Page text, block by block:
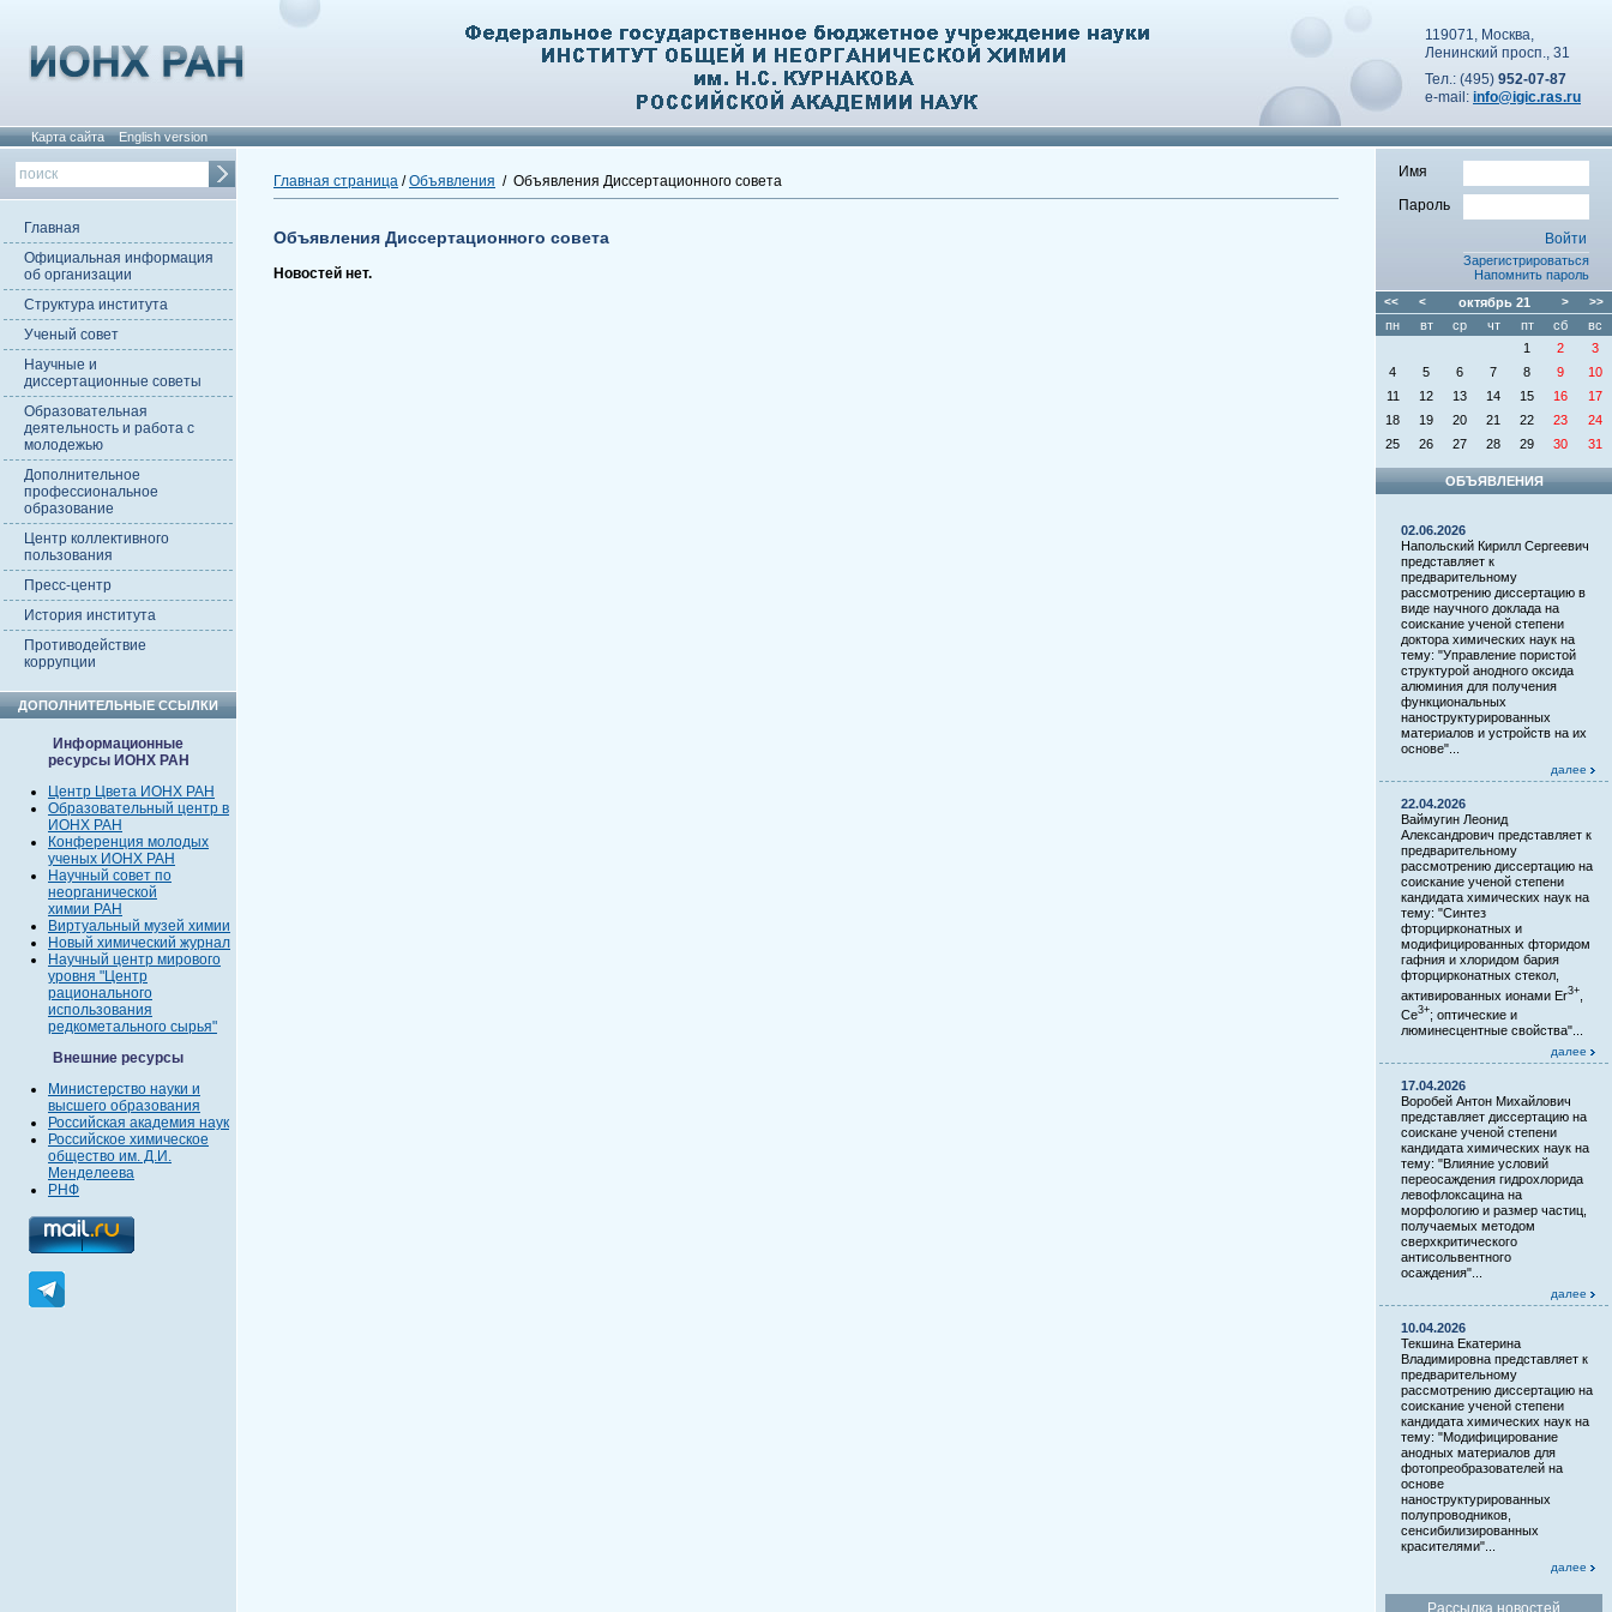
119071, Москва,
Ленинский просп., 31
Тел.: (495) 952-07-87
e-mail: info@igic.ras.ru
Карта сайта English version
Главная
Официальная информация
об организации
Структура института
Ученый совет
Научные и
диссертационные советы
Образовательная
деятельность и работа с
молодежью
Дополнительное
профессиональное
образование
Центр коллективного
пользования
Пресс-центр
История института
Противодействие
коррупции
ДОПОЛНИТЕЛЬНЫЕ ССЫЛКИ
Информационные
ресурсы ИОНХ РАН
Центр Цвета ИОНХ РАН
Образовательный центр в
ИОНХ РАН
Конференция молодых
ученых ИОНХ РАН
Научный совет по
неорганической
химии РАН
Виртуальный музей химии
Новый химический журнал
Научный центр мирового
уровня "Центр
рационального
использования
редкометального сырья"
Внешние ресурсы
Министерство науки и
высшего образования
Российская академия наук
Российское химическое
общество им. Д.И.
Менделеева
РНФ
Главная страница /Объявления / Объявления Диссертационного совета
Объявления Диссертационного совета
Новостей нет.
Имя
Пароль
Зарегистрироваться
Напомнить пароль
<< < октябрь21 > >>
пн вт ср чт пт сб
вс
1
2
3
4
5 6 7 8 9
10
11
12 13 14 15 16
17
18
19 20 21 22 23
24
25
26 27 28 29 30 31
ОБЪЯВЛЕНИЯ
02.06.2026
Напольский Кирилл Сергеевич
представляет к
предварительному
рассмотрению диссертацию в
виде научного доклада на
соискание ученой степени
доктора химических наук на
тему: "Управление пористой
структурой анодного оксида
алюминия для получения
функциональных
наноструктурированных
материалов и устройств на их
основе"...
далее
22.04.2026
Ваймугин Леонид
Александрович представляет к
предварительному
рассмотрению диссертацию на
соискание ученой степени
кандидата химических наук на
тему: "Синтез
фторцирконатных и
модифицированных фторидом
гафния и хлоридом бария
фторцирконатных стекол,
активированных ионами Er3+
Ce3+; оптические и
люминесцентные свойства"...
далее
17.04.2026
Воробей Антон Михайлович
представляет диссертацию на
соискане ученой степени
кандидата химических наук на
тему: "Влияние условий
переосаждения гидрохлорида
левофлоксацина на
морфологию и размер частиц,
получаемых методом
сверхкритического
антисольвентного
осаждения"...
далее
10.04.2026
Текшина Екатерина
Владимировна представляет к
предварительному
рассмотрению диссертацию на
соискание ученой степени
кандидата химических наук на
тему: "Модифицирование
анодных материалов для
фотопреобразователей на
основе
наноструктурированных
полупроводников,
сенсибилизированных
красителями"...
далее